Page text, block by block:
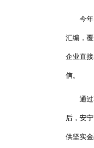
今年以
汇编，
企业直
信。
通过不
后，安
供坚实金